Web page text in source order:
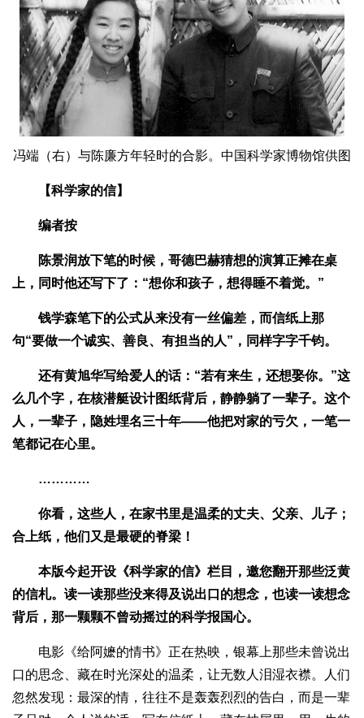
冯端（右）与陈廉方年轻时的合影。中国科学家博物馆供图
【科学家的信】
编者按
陈景润放下笔的时候，哥德巴赫猜想的演算正摊在桌
上，同时他还写下了：“想你和孩子，想得睡不着觉。”
钱学森笔下的公式从来没有一丝偏差，而信纸上那
句“要做一个诚实、善良、有担当的人”，同样字字千钧。
还有黄旭华写给爱人的话：“若有来生，还想娶你。”这
么几个字，在核潜艇设计图纸背后，静静躺了一辈子。这个
人，一辈子，隐姓埋名三十年——他把对家的亏欠，一笔一
笔都记在心里。
…………
你看，这些人，在家书里是温柔的丈夫、父亲、儿子；
合上纸，他们又是最硬的脊梁！
本版今起开设《科学家的信》栏目，邀您翻开那些泛黄
的信札。读一读那些没来得及说出口的想念，也读一读想念
背后，那一颗颗不曾动摇过的科学报国心。
电影《给阿嬷的情书》正在热映，银幕上那些未曾说出
口的思念、藏在时光深处的温柔，让无数人泪湿衣襟。人们
忽然发现：最深的情，往往不是轰轰烈烈的告白，而是一辈